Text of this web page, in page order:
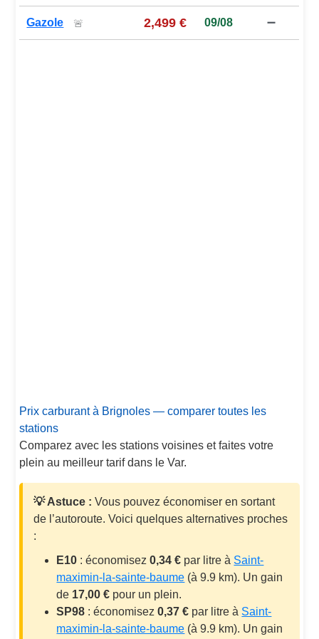
Gazole 🚨 2,499 € 09/08 ➖
Prix carburant à Brignoles — comparer toutes les
stations
Comparez avec les stations voisines et faites votre
plein au meilleur tarif dans le Var.
💡 Astuce : Vous pouvez économiser en sortant
de l’autoroute. Voici quelques alternatives proches
:
E10 : économisez0,34 € par litre à Saint-
maximin-la-sainte-baume (à 9.9 km). Un gain
de 17,00 € pour un plein.
SP98 : économisez0,37 € par litre à Saint-
maximin-la-sainte-baume (à 9.9 km). Un gain